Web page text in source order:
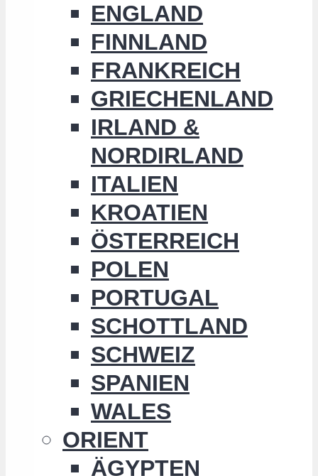
ENGLAND
FINNLAND
FRANKREICH
GRIECHENLAND
IRLAND &
NORDIRLAND
ITALIEN
KROATIEN
ÖSTERREICH
POLEN
PORTUGAL
SCHOTTLAND
SCHWEIZ
SPANIEN
WALES
ORIENT
ÄGYPTEN